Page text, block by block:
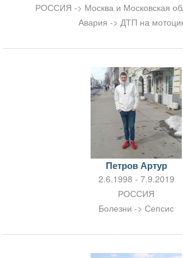
РОССИЯ -> Москва и Московская
Авария -> ДТП на
Петров Артур
2.6.1998 - 7.9.2019
РОССИЯ
Болезни -> Сепсис